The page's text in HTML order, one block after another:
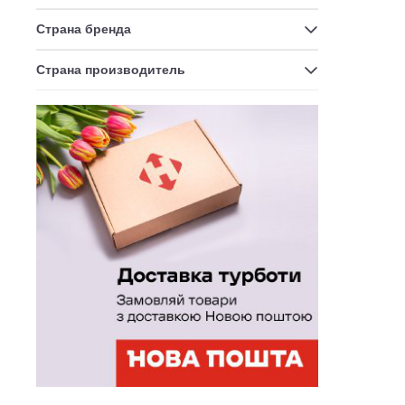
Страна бренда
Страна производитель